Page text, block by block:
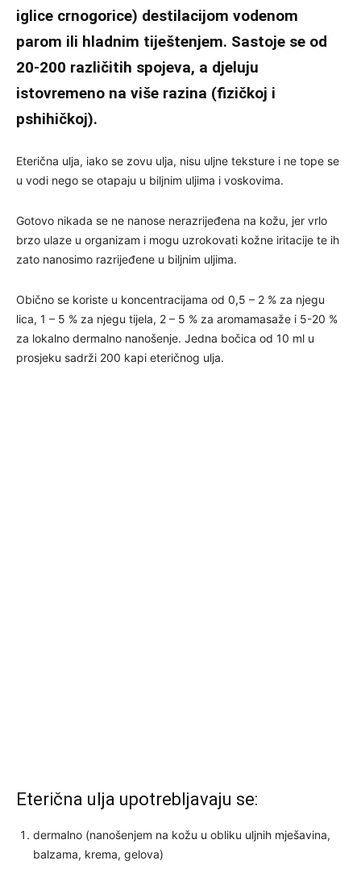
iglice crnogorice) destilacijom vodenom
parom ili hladnim tiještenjem. Sastoje se od
20-200 različitih spojeva, a djeluju
istovremeno na više razina (fizičkoj i
pshihičkoj).
Eterična ulja, iako se zovu ulja, nisu uljne teksture i ne tope se
u vodi nego se otapaju u biljnim uljima i voskovima.
Gotovo nikada se ne nanose nerazrijeđena na kožu, jer vrlo
brzo ulaze u organizam i mogu uzrokovati kožne iritacije te ih
zato nanosimo razrijeđene u biljnim uljima.
Obično se koriste u koncentracijama od 0,5 – 2 % za njegu
lica, 1 – 5 % za njegu tijela, 2 – 5 % za aromamasaže i 5-20 %
za lokalno dermalno nanošenje. Jedna bočica od 10 ml u
prosjeku sadrži 200 kapi eteričnog ulja.
Eterična ulja upotrebljavaju se:
dermalno (nanošenjem na kožu u obliku uljnih mješavina,
balzama, krema, gelova)